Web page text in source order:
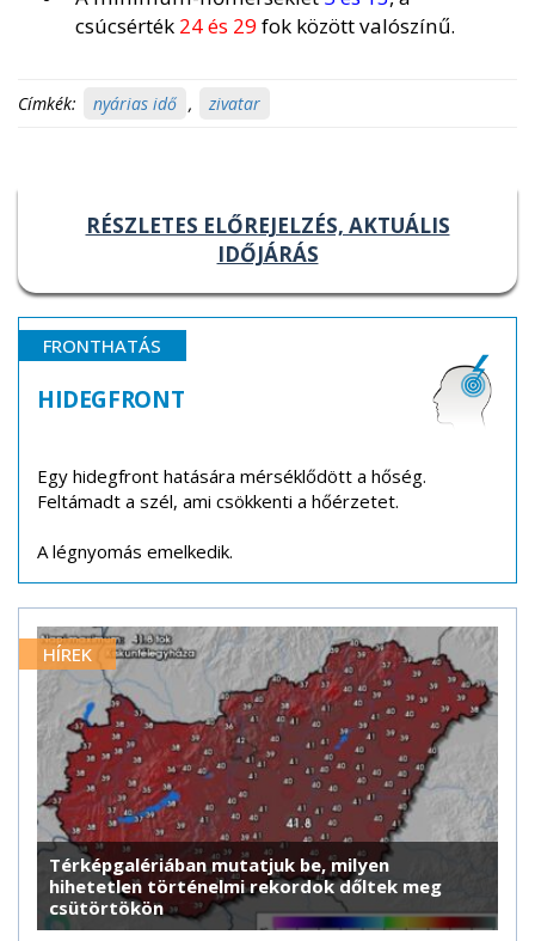
csúcsérték 24 és 29fok között valószínű.
Címkék: nyárias idő , zivatar
RÉSZLETES ELŐREJELZÉS, AKTUÁLIS
IDŐJÁRÁS
FRONTHATÁS
HIDEGFRONT
Egy hidegfront hatására mérséklődött a hőség.
Feltámadt a szél, ami csökkenti a hőérzetet.
A légnyomás emelkedik.
HÍREK
Térképgalériában mutatjuk be, milyen
hihetetlen történelmi rekordok dőltek meg
csütörtökön